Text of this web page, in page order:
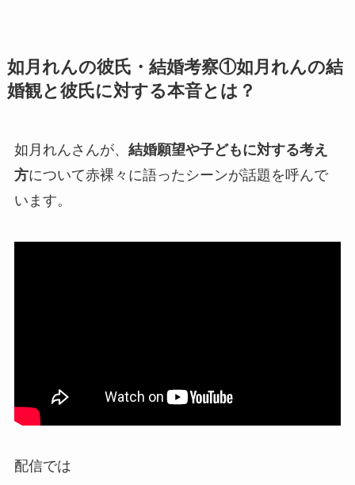
如月れんの彼氏・結婚考察①如月れんの結
婚観と彼氏に対する本音とは？
如月れんさんが、 結婚願望や子どもに対する考え
方について赤裸々に語ったシーンが話題を呼んで
います。
配信では